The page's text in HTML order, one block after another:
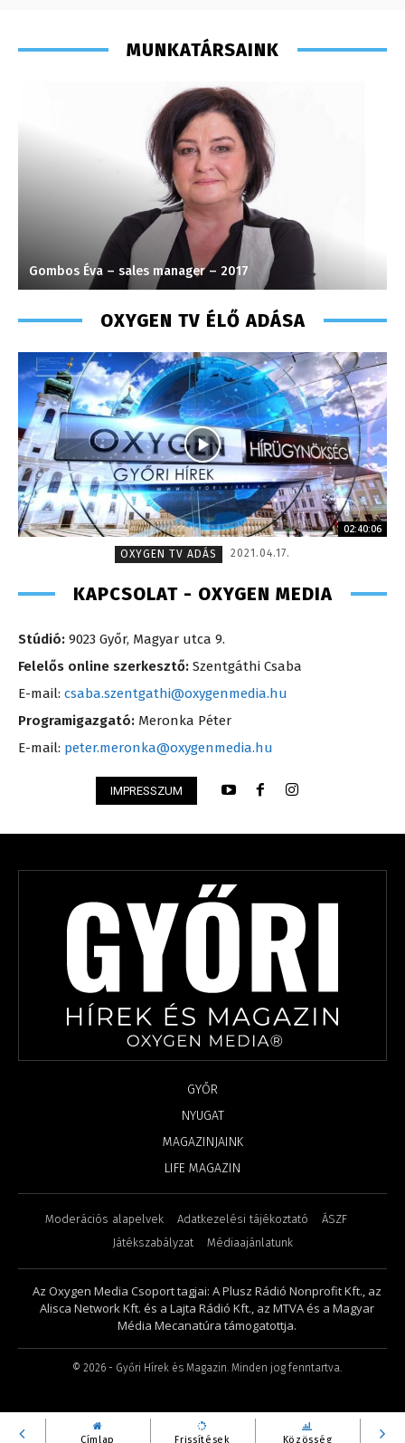
Címlap Frissítések Közösség
MUNKATÁRSAINK
Gombos Éva – sales manager – 2017
OXYGEN TV ÉLŐ ADÁSA
02:40:06
OXYGEN TV ADÁS
2021.04.17.
KAPCSOLAT - OXYGEN MEDIA
Stúdió: 9023 Győr, Magyar utca 9.
Felelős online szerkesztő: Szentgáthi Csaba
E-mail: csaba.szentgathi@oxygenmedia.hu
Programigazgató: Meronka Péter
E-mail: peter.meronka@oxygenmedia.hu
IMPRESSZUM
GYŐR
NYUGAT
MAGAZINJAINK
LIFE MAGAZIN
Moderációs alapelvek Adatkezelési tájékoztató
ÁSZF
Játékszabályzat
Médiaajánlatunk
Az Oxygen Media Csoport tagjai: A Plusz Rádió Nonprofit Kft., az
Alisca Network Kft. és a Lajta Rádió Kft., az MTVA és a Magyar
Média Mecanatúra támogatottja.
© 2026 - Győri Hírek és Magazin. Minden jog fenntartva.